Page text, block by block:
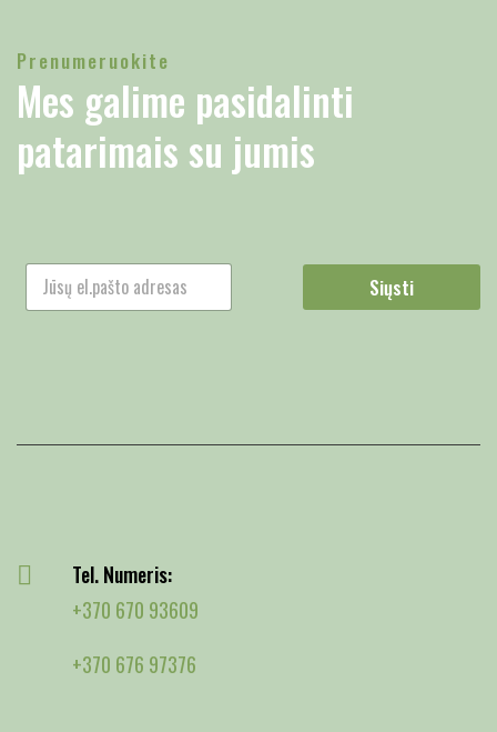
Prenumeruokite
Mes galime pasidalinti
patarimais su jumis
Siųsti
Tel. Numeris:
+370 670 93609
+370 676 97376